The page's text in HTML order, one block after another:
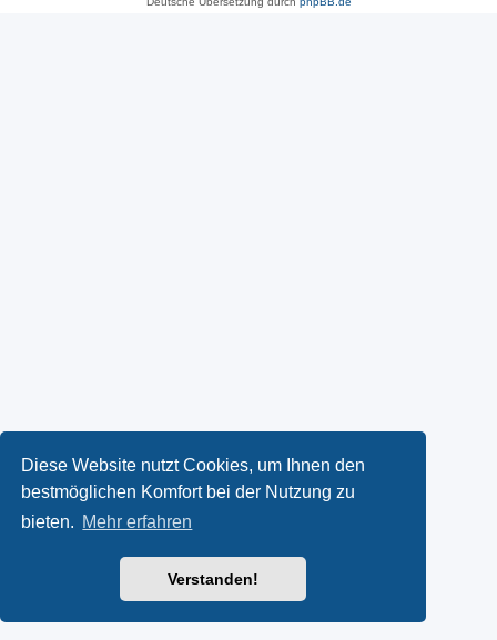
Diese Website nutzt Cookies, um Ihnen den
bestmöglichen Komfort bei der Nutzung zu
bieten. Mehr erfahren
Verstanden!